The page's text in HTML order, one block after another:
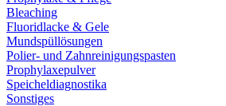
Bleaching
Fluoridlacke & Gele
Mundspüllösungen
Polier- und Zahnreinigungspasten
Prophylaxepulver
Speicheldiagnostika
Sonstiges